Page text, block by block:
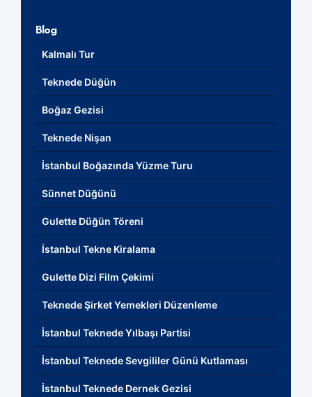
Blog
Kalmalı Tur
Teknede Düğün
Boğaz Gezisi
Teknede Nişan
İstanbul Boğazında Yüzme Turu
Sünnet Düğünü
Gulette Düğün Töreni
İstanbul Tekne Kiralama
Gulette Dizi Film Çekimi
Teknede Şirket Yemekleri Düzenleme
İstanbul Teknede Yılbaşı Partisi
İstanbul Teknede Sevgililer Günü Kutlaması
İstanbul Teknede Dernek Gezisi